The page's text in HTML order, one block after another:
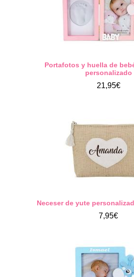
Portafotos y huella de
personalizado
21,95€
Neceser de yute
7,95€